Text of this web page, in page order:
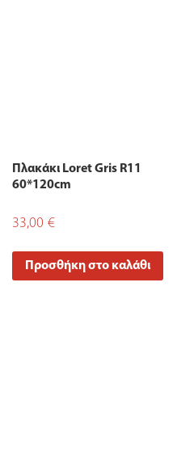
Πλακάκι Loret Gris R11
60*120cm
33,00 €
Προσθήκη στο καλάθι